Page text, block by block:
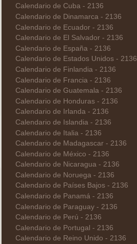
Calendario de Cuba - 2136
Calendario de Dinamarca - 2136
Calendario de Ecuador - 2136
Calendario de El Salvador - 2136
Calendario de España - 2136
Calendario de Estados Unidos - 2136
Calendario de Finlandia - 2136
Calendario de Francia - 2136
Calendario de Guatemala - 2136
Calendario de Honduras - 2136
Calendario de Irlanda - 2136
Calendario de Islandia - 2136
Calendario de Italia - 2136
Calendario de Madagascar - 2136
Calendario de México - 2136
Calendario de Nicaragua - 2136
Calendario de Noruega - 2136
Calendario de Países Bajos - 2136
Calendario de Panamá - 2136
Calendario de Paraguay - 2136
Calendario de Perú - 2136
Calendario de Portugal - 2136
Calendario de Reino Unido - 2136